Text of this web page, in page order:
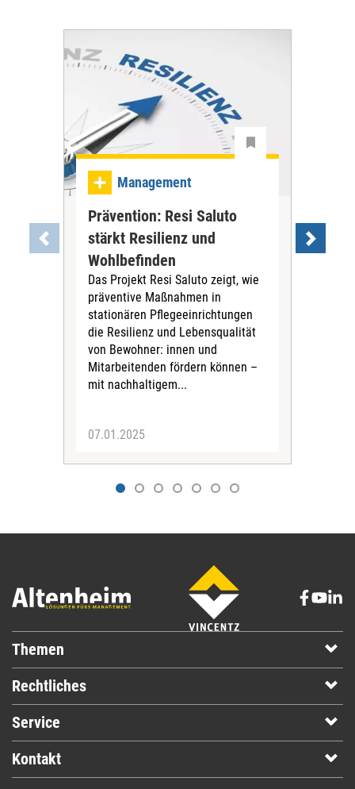
Management
Prävention: Resi Saluto
stärkt Resilienz und
Wohlbefinden
Das Projekt Resi Saluto zeigt, wie
präventive Maßnahmen in
stationären Pflegeeinrichtungen
die Resilienz und Lebensqualität
von Bewohner: innen und
Mitarbeitenden fördern können –
mit nachhaltigem...
07.01.2025
Themen
Rechtliches
Service
Kontakt